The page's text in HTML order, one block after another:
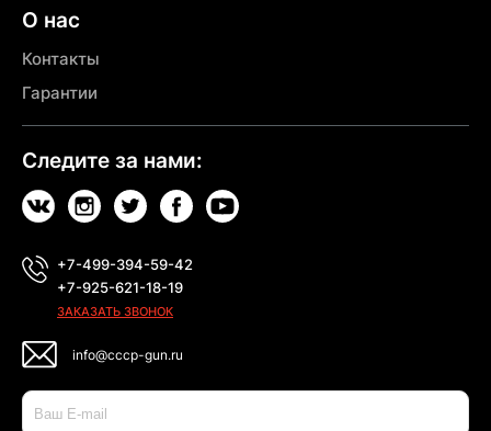
О нас
Контакты
Гарантии
Следите за нами:
+7-499-394-59-42
+7-925-621-18-19
ЗАКАЗАТЬ ЗВОНОК
info@cccp-gun.ru